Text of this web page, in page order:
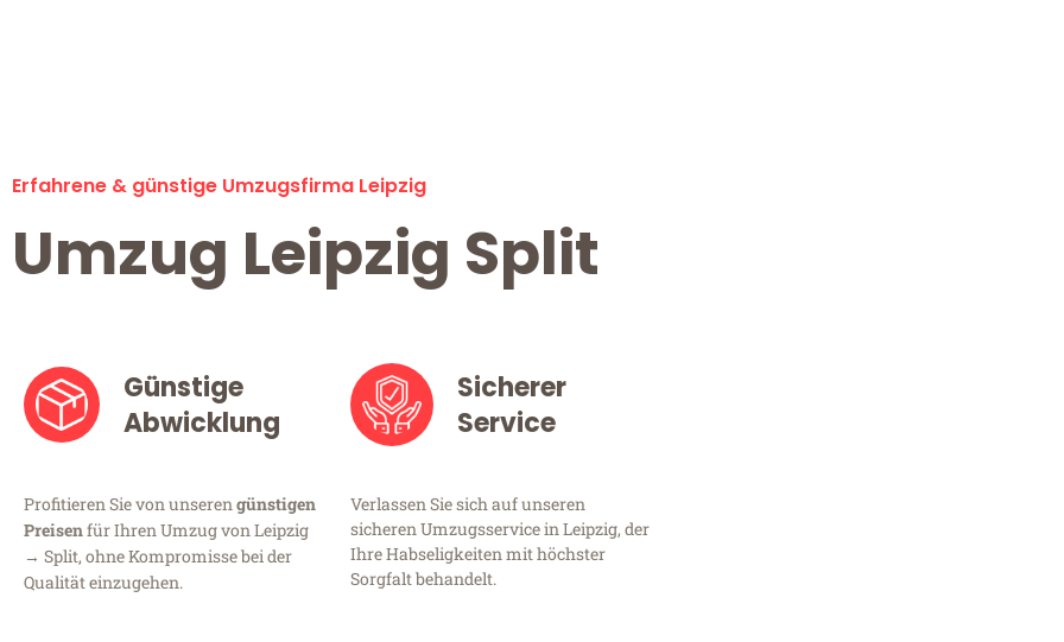
Erfahrene & günstige Umzugsfirma Leipzig
Umzug Leipzig Split
Günstige
Abwicklung
Profitieren Sie von unserengünstigen
Preisenfür Ihren Umzug von Leipzig
→ Split, ohne Kompromisse bei der
Qualität einzugehen.
Sicherer
Service
Verlassen Sie sich auf unseren
sicheren Umzugsservice in Leipzig, der
Ihre Habseligkeiten mit höchster
Sorgfalt behandelt.